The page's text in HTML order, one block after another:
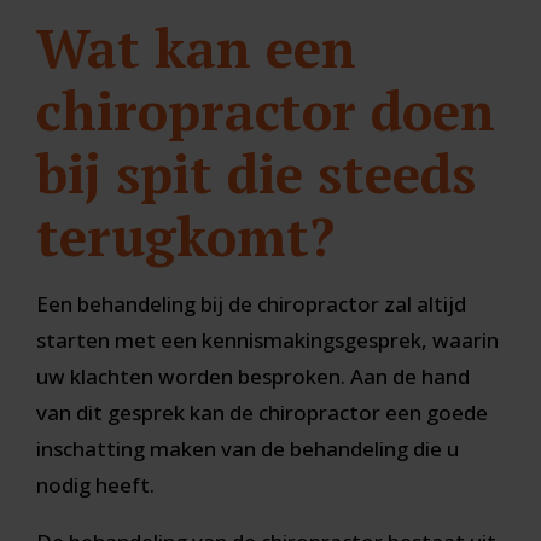
Wat kan een
chiropractor doen
bij spit die steeds
terugkomt?
Een behandeling bij de chiropractor zal altijd
starten met een kennismakingsgesprek, waarin
uw klachten worden besproken. Aan de hand
van dit gesprek kan de chiropractor een goede
inschatting maken van de behandeling die u
nodig heeft.